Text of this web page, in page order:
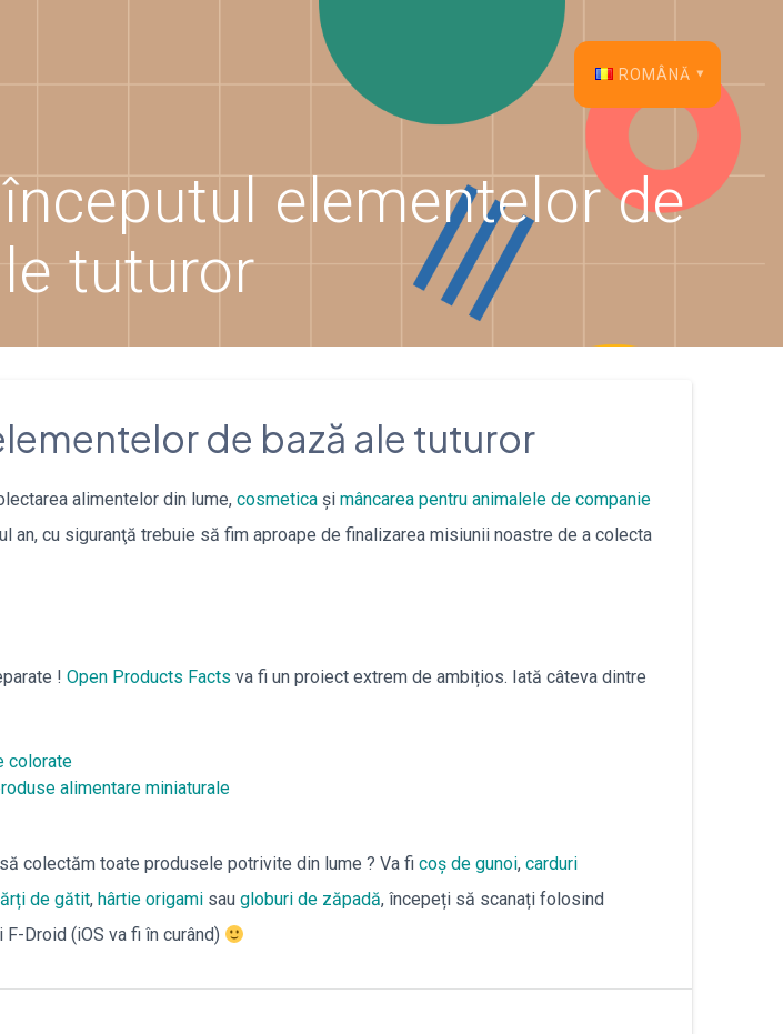
ROMÂNĂ
English
Français
עברית
日本語
elementelor de
tuturor
de bază ale tuturor
alimentelor din lume,cosmetica şimâncarea pentru animalele de companie
cu siguranţă trebuie să fim aproape de finalizarea misiunii noastre de a colecta
!Open Products Facts va fi un proiect extrem de ambițios. Iată câteva dintre
colorate
alimentare miniaturale
colectăm toate produsele potrivite din lume ? Va ficoș de gunoi,carduri
de gătit,hârtie origami saugloburi de zăpadă, începeți să scanați folosind
Droid (iOS va fi în curând)